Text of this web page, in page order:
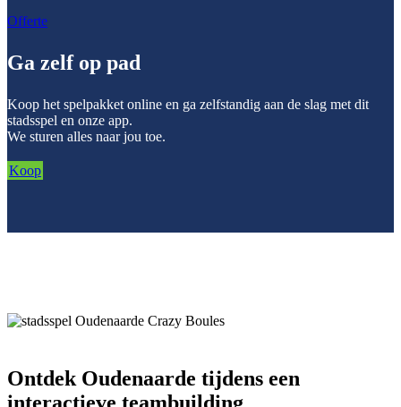
Offerte
Ga zelf op pad
Koop het spelpakket online en ga zelfstandig aan de slag met dit
stadsspel en onze app.
We sturen alles naar jou toe.
Koop
Ontdek Oudenaarde tijdens een